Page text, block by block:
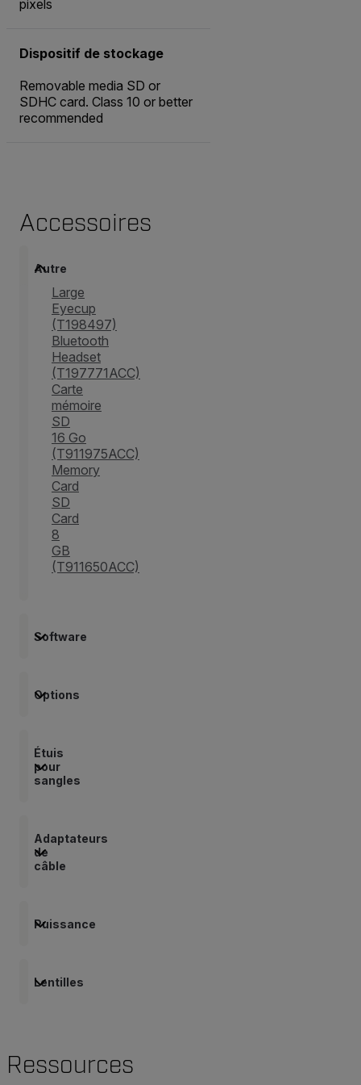
pixels
Dispositif de stockage
Removable media SD or
SDHC card. Class 10 or better
recommended
Accessoires
Autre
Large
Eyecup
(T198497)
Bluetooth
Headset
(T197771ACC)
Carte
mémoire
SD
16 Go
(T911975ACC)
Memory
Card
SD
Card
8
GB
(T911650ACC)
Software
Options
Étuis
pour
sangles
Adaptateurs
de
câble
Puissance
Lentilles
Ressources